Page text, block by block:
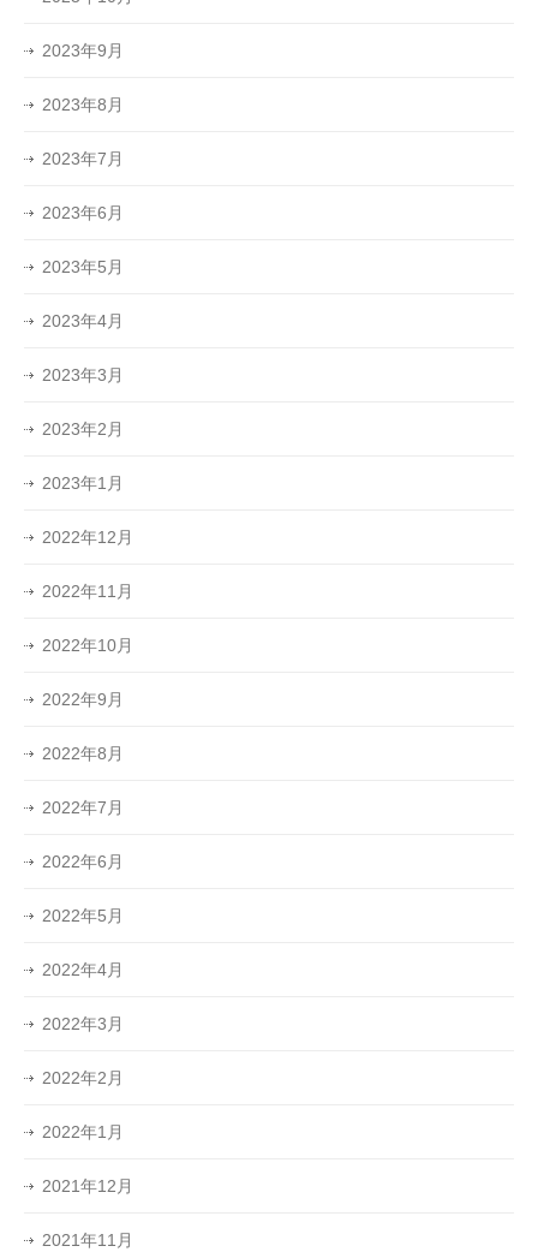
2023年9月
2023年8月
2023年7月
2023年6月
2023年5月
2023年4月
2023年3月
2023年2月
2023年1月
2022年12月
2022年11月
2022年10月
2022年9月
2022年8月
2022年7月
2022年6月
2022年5月
2022年4月
2022年3月
2022年2月
2022年1月
2021年12月
2021年11月